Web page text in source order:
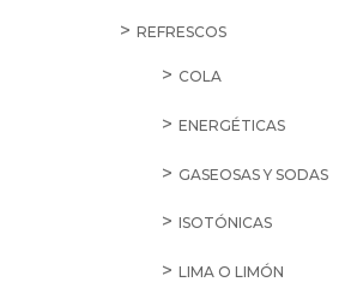
REFRESCOS
COLA
ENERGÉTICAS
GASEOSAS Y SODAS
ISOTÓNICAS
LIMA O LIMÓN